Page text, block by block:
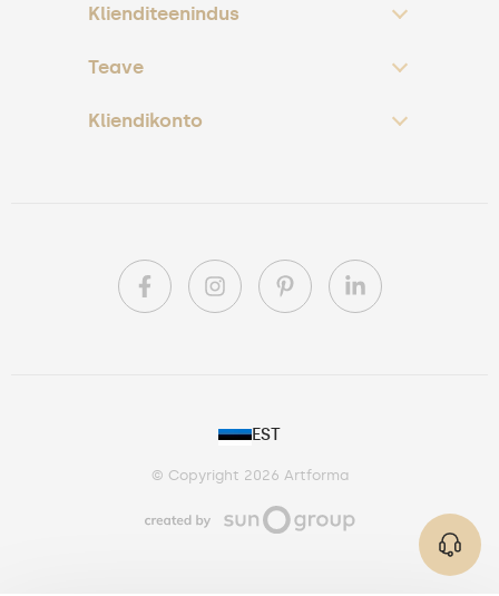
Klienditeenindus
Teave
Kliendikonto
EST
© Copyright 2026 Artforma